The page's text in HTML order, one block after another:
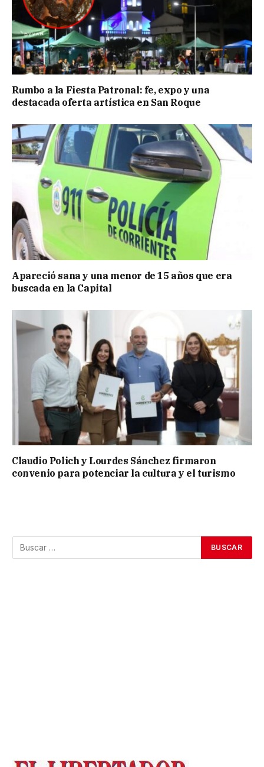
Rumbo a la Fiesta Patronal: fe, expo y una
destacada oferta artística en San Roque
Apareció sana y una menor de 15 años que era
buscada en la Capital
Claudio Polich y Lourdes Sánchez firmaron
convenio para potenciar la cultura y el turismo